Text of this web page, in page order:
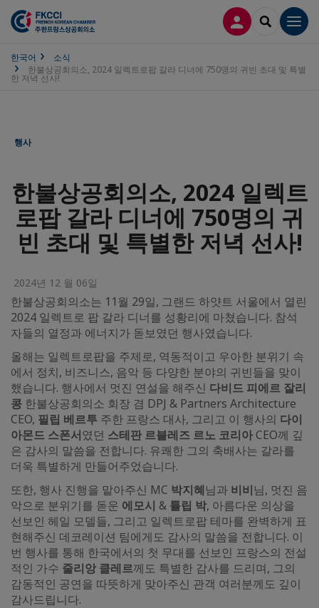
접속 SEARCH
한국어
소식
한불상공회의소, 2024 일렉트로팝 갈라 디너에 750명의 귀빈 초대 및 특별
한 저녁 선사!
행사
한불상공회의소, 2024 일렉트
로팝 갈라 디너에 750명의 귀
빈 초대 및 특별한 저녁 선사!
2024년 12 월 06일
한불상공회의소는 11월 29일, 그랜드 하얏트 서울에서 열린
2024 일렉트로 팝 갈라 디너를 성황리에 마쳤습니다. 참석
자들의 열정과 에너지가 돋보였던 행사였습니다.
올해는 일렉트로팝을 주제로, 역동적이고 우아한 분위기 속
에서 정치, 비즈니스, 음악 등 다양한 분야의 귀빈들을 맞이
했습니다. 행사에서 멋진 연설을 해주신 다비드 피에르 잘리
콩 한불상공회의소 회장 겸 DPJ & Partners Architecture
CEO, 필립 베르투 주한 프랑스 대사, 그리고 이 행사의 다이
아몬드 스폰서였던 스테판 르블레즈 르노 코리아 CEO께 깊
은 감사의 말씀을 전합니다. 유쾌한 그의 축배사는 갈라를
더욱 특별하게 만들어주었습니다.
또한, 행사 진행을 맡아주신 MC 박지혜님과 비비님, 멋진 음
악으로 분위기를 돋운 에모시 & 튤립 박, 아름다운 의상을
선보인 헤일 모델들, 그리고 일렉트로팝 테마를 완벽하게 표
현해주신 데코레이션 팀에게도 감사의 말씀을 전합니다. 이
번 행사를 통해 한국에서의 첫 무대를 선보인 프랑스의 전설
적인 가수 줄리앙 클레르께도 특별한 감사를 드리며, 그의
감동적인 공연을 따뜻하게 맞아주신 관객 여러분께도 깊이
감사드립니다.